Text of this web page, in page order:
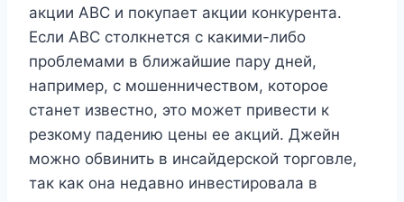
акции ABC и покупает акции конкурента.
Если ABC столкнется с какими-либо
проблемами в ближайшие пару дней,
например, с мошенничеством, которое
станет известно, это может привести к
резкому падению цены ее акций. Джейн
можно обвинить в инсайдерской торговле,
так как она недавно инвестировала в